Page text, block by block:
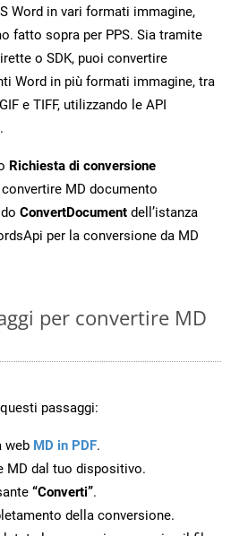
Word in vari formati immagine,
fatto sopra per PPS. Sia tramite
o SDK, puoi convertire
Word in più formati immagine, tra
e TIFF, utilizzando le API
Richiesta di conversione
convertire MD documento
ConvertDocument dell’istanza
per la conversione da MD
per convertire MD
passaggi:
web MD in PDF.
MD dal tuo dispositivo.
“Converti”.
della conversione.